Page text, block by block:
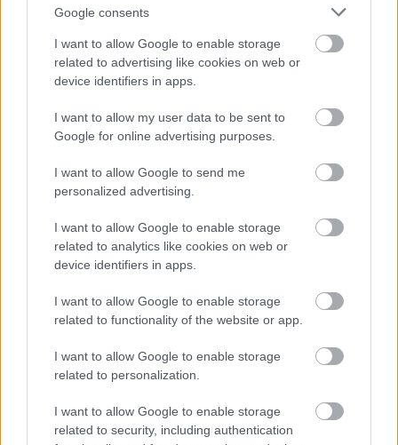
Google consents
I want to allow Google to enable storage
related to advertising like cookies on web or
device identifiers in apps.
I want to allow my user data to be sent to
Google for online advertising purposes.
I want to allow Google to send me
personalized advertising.
I want to allow Google to enable storage
related to analytics like cookies on web or
device identifiers in apps.
I want to allow Google to enable storage
related to functionality of the website or app.
I want to allow Google to enable storage
related to personalization.
I want to allow Google to enable storage
related to security, including authentication
sétára, szabadtéri tevékenységre alkalmas park,
erdő, mező, természetvédelmi terület?
Milyen messze vannak élelmiszer- és egyéb
üzletek?
El lehet-e jutni egyszerűen gyalog,
tömegközlekedéssel, illetve kerékpárral a
városközpontba?
Visszatérve a képzeletbeli energiabesorolásra, ha
A++ telken veszünk/építünk házat vagy lakást,
könnyű dolgunk lesz. Egy ilyen helyen a napi
közlekedésre fordítandó energia csekély, gyalog,
kerékpárral és tömegközlekedéssel minden fontos
családoknak sincs szükségük gépjárműre. Ha ilyen
helyen választunk otthont, nem vesztegetünk majd el
parkolóhelyek mennyisége nem befolyásolja többé a
hangulatunkat. Egyszóval: A++ telekkel a
közlekedésen rengeteg energiát, időt és pénzt
takaríthatunk meg, egyszerűbbek, vidámabbak
lesznek a hétköznapjaink – amivel mindenki jól jár, a